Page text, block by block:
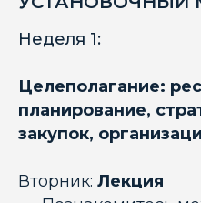
Неделя 1:
Целеполагание:
планирование,
закупок,
Вторник: Лекция